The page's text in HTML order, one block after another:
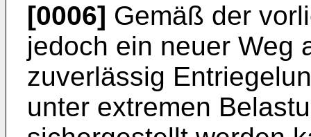
[0006] Gemäß der
jedoch ein neuer Weg
zuverlässig
unter extremen